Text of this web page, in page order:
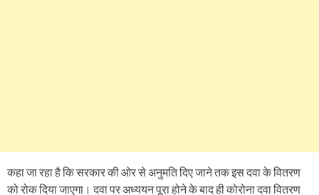
कहा जा रहा है कि सरकार की ओर से अनुमति दिए जाने तक इस दवा के वितरण
को रोक दिया जाएगा। दवा पर अध्ययन पूरा होने के बाद ही कोरोना दवा वितरण